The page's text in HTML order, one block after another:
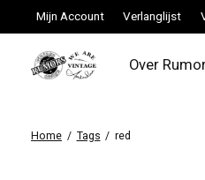
Mijn Account Verlanglijst
Over
Home / Tags / red